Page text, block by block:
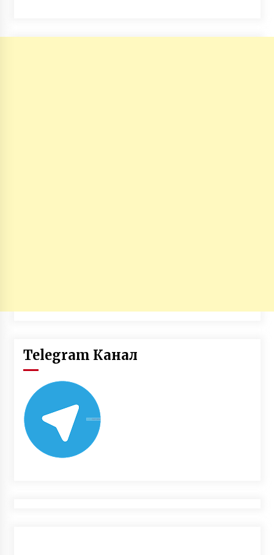
Telegram Канал